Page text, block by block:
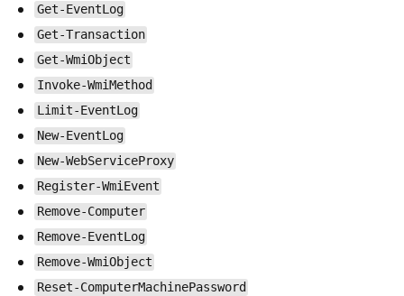
Get-EventLog
Get-Transaction
Get-WmiObject
Invoke-WmiMethod
Limit-EventLog
New-EventLog
New-WebServiceProxy
Register-WmiEvent
Remove-Computer
Remove-EventLog
Remove-WmiObject
Reset-ComputerMachinePassword